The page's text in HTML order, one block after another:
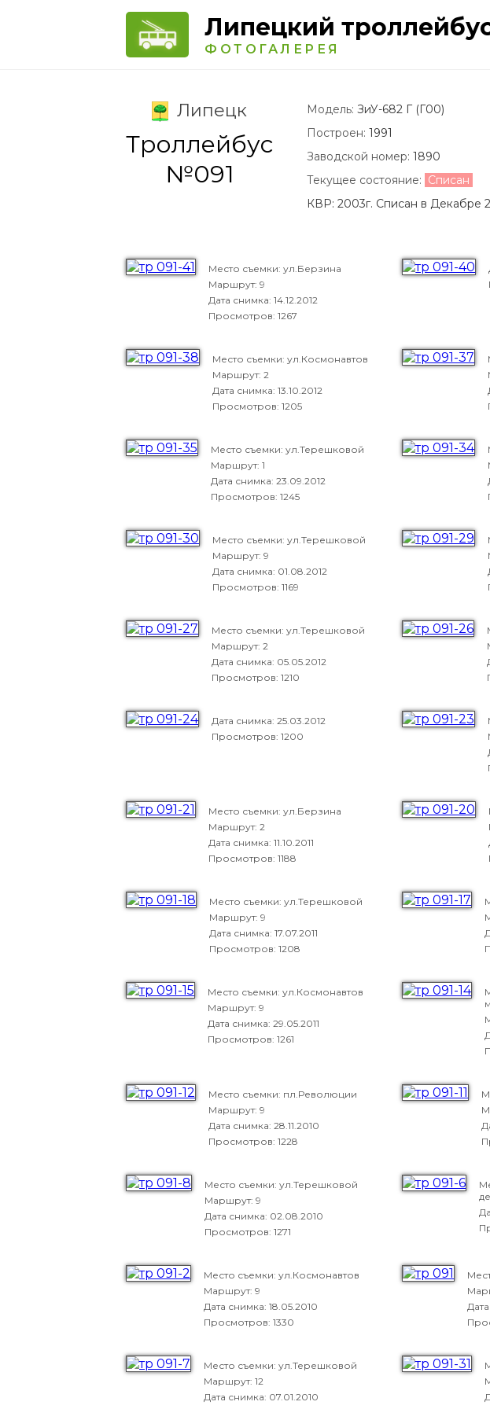
Липецкий
ФОТОГАЛЕРЕЯ
Липецк
Троллейбус
№091
Модель: ЗиУ-682 Г (Г00)
Построен: 1991
Заводской номер: 1890
Текущее состояние: Списан
КВР: 2003г. Списан в Декабре
Место съемки: ул.Берзина
Маршрут: 9
Дата снимка: 14.12.2012
Просмотров: 1267
Место съемки: ул.Космонавтов
Маршрут: 2
Дата снимка: 13.10.2012
Просмотров: 1205
Место съемки: ул.Терешковой
Маршрут: 1
Дата снимка: 23.09.2012
Просмотров: 1245
Место съемки: ул.Терешковой
Маршрут: 9
Дата снимка: 01.08.2012
Просмотров: 1169
Место съемки: ул.Терешковой
Маршрут: 2
Дата снимка: 05.05.2012
Просмотров: 1210
Дата снимка: 25.03.2012
Просмотров: 1200
Место съемки: ул.Берзина
Маршрут: 2
Дата снимка: 11.10.2011
Просмотров: 1188
Место съемки: ул.Терешковой
Маршрут: 9
Дата снимка: 17.07.2011
Просмотров: 1208
Место съемки: ул.Космонавтов
Маршрут: 9
Дата снимка: 29.05.2011
Просмотров: 1261
Место съемки: пл.Революции
Маршрут: 9
Дата снимка: 28.11.2010
Просмотров: 1228
Место съемки: ул.Терешковой
Маршрут: 9
Дата снимка: 02.08.2010
Просмотров: 1271
Место съемки: ул.Космонавтов
Маршрут: 9
Дата снимка: 18.05.2010
Просмотров: 1330
Место съемки: ул.Терешковой
Маршрут: 12
Дата снимка: 07.01.2010